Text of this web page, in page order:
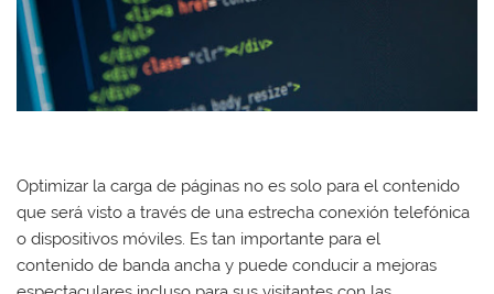
Optimizar la carga de páginas no es solo para el contenido
que será visto a través de una estrecha conexión telefónica
o dispositivos móviles. Es tan importante para el
contenido de banda ancha y puede conducir a mejoras